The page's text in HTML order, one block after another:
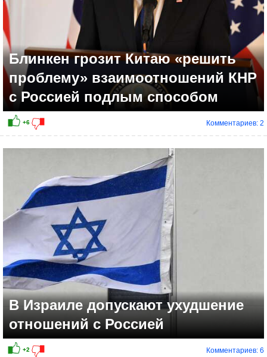
Блинкен грозит Китаю «решить
проблему» взаимоотношений КНР
с Россией подлым способом
Комментариев: 2
В Израиле допускают ухудшение
отношений с Россией
Комментариев: 6